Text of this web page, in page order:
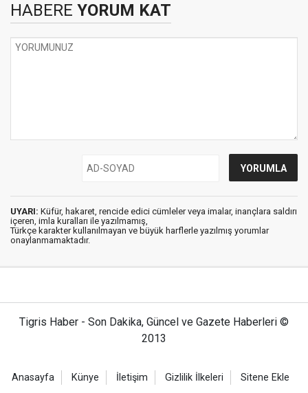
HABERE YORUM KAT
UYARI: Küfür, hakaret, rencide edici cümleler veya imalar, inançlara saldırı
içeren, imla kuralları ile yazılmamış,
Türkçe karakter kullanılmayan ve büyük harflerle yazılmış yorumlar
onaylanmamaktadır.
Tigris Haber - Son Dakika, Güncel ve Gazete Haberleri ©
2013
Anasayfa Künye İletişim Gizlilik İlkeleri Sitene Ekle